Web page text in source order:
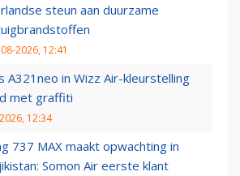
steun aan duurzame
2026, 12:41
A321neo in Wizz Air-kleurstelling
met graffiti
12:34
737 MAX maakt opwachting in
Somon Air eerste klant